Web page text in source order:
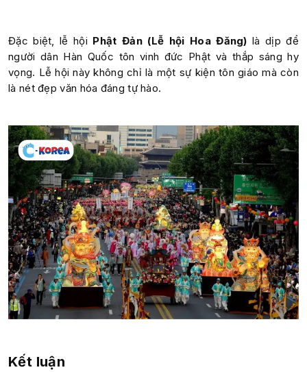
Đặc biệt, lễ hội Phật Đản (Lễ hội Hoa Đăng) là dịp để
người dân Hàn Quốc tôn vinh đức Phật và thắp sáng hy
vọng. Lễ hội này không chỉ là một sự kiện tôn giáo mà còn
là nét đẹp văn hóa đáng tự hào.
Kết luận